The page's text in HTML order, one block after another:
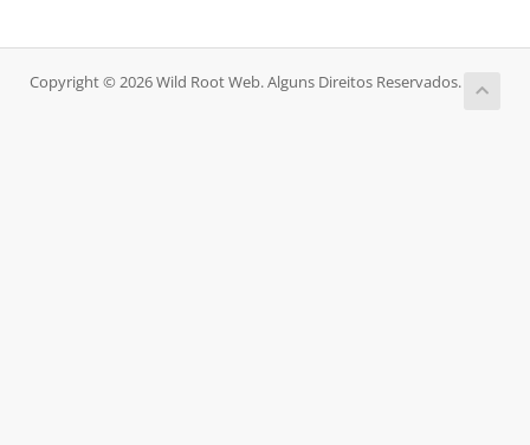
Copyright © 2026 Wild Root Web. Alguns Direitos Reservados.